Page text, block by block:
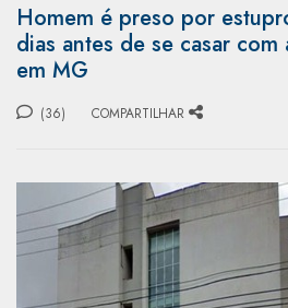
Homem é preso por
dias antes de se casar
em MG
(36) COMPARTILHAR